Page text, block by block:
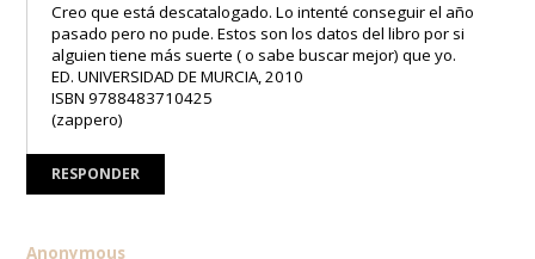
Creo que está descatalogado. Lo intenté conseguir el año
pasado pero no pude. Estos son los datos del libro por si
alguien tiene más suerte ( o sabe buscar mejor) que yo.
ED. UNIVERSIDAD DE MURCIA, 2010
ISBN 9788483710425
(zappero)
RESPONDER
Anonymous